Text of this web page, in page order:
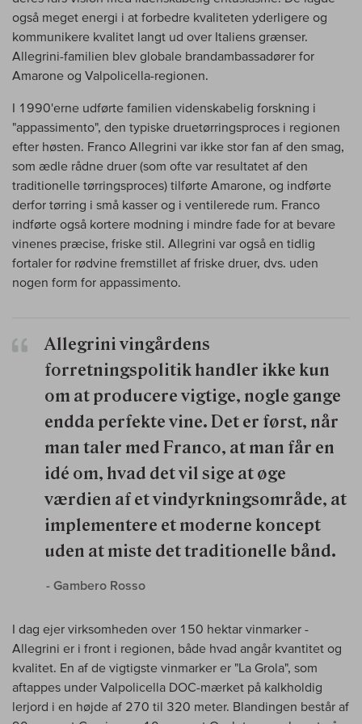
også meget energi i at forbedre kvaliteten yderligere og
kommunikere kvalitet langt ud over Italiens grænser.
Allegrini-familien blev globale brandambassadører for
Amarone og Valpolicella-regionen.
I 1990'erne udførte familien videnskabelig forskning i
"appassimento", den typiske druetørringsproces i regionen
efter høsten. Franco Allegrini var ikke stor fan af den smag,
som ædle rådne druer (som ofte var resultatet af den
traditionelle tørringsproces) tilførte Amarone, og indførte
derfor tørring i små kasser og i ventilerede rum. Franco
indførte også kortere modning i mindre fade for at bevare
vinenes præcise, friske stil. Allegrini var også en tidlig
fortaler for rødvine fremstillet af friske druer, dvs. uden
nogen form for appassimento.
Allegrini vingårdens
forretningspolitik handler ikke kun
om at producere vigtige, nogle gange
endda perfekte vine. Det er først, når
man taler med Franco, at man får en
idé om, hvad det vil sige at øge
værdien af et vindyrkningsområde, at
implementere et moderne koncept
uden at miste det traditionelle bånd.
- Gambero Rosso
I dag ejer virksomheden over 150 hektar vinmarker -
Allegrini er i front i regionen, både hvad angår kvantitet og
kvalitet. En af de vigtigste vinmarker er "La Grola", som
aftappes under Valpolicella DOC-mærket på kalkholdig
lerjord i en højde af 270 til 320 meter. Blandingen består af